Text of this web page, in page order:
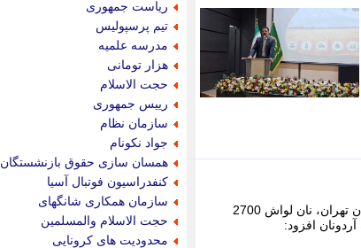
به گزارش سایت طلا، محمدجواد کرمی رییس کارگروه آردنان اتاق اصناف ایران گفت: در استان تهران، نان لواش 2700
ریاست جمهوری
تیم پرسپولیس
مدرسه علمیه
هزار تومانی
حجت الاسلام
رییس جمهوری
سازمان نظام
جواد نکونام
همسان سازی حقوق بازنشستگان
کنفدراسیون فوتبال آسیا
سازمان همکاری شانگهای
حجت الاسلام والمسلمین
محدودیت های کرونایی